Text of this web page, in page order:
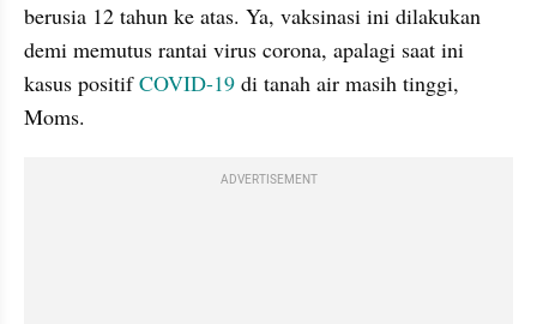
berusia 12 tahun ke atas. Ya, vaksinasi ini dilakukan
demi memutus rantai virus corona, apalagi saat ini
kasus positif COVID-19 di tanah air masih tinggi,
Moms.
ADVERTISEMENT